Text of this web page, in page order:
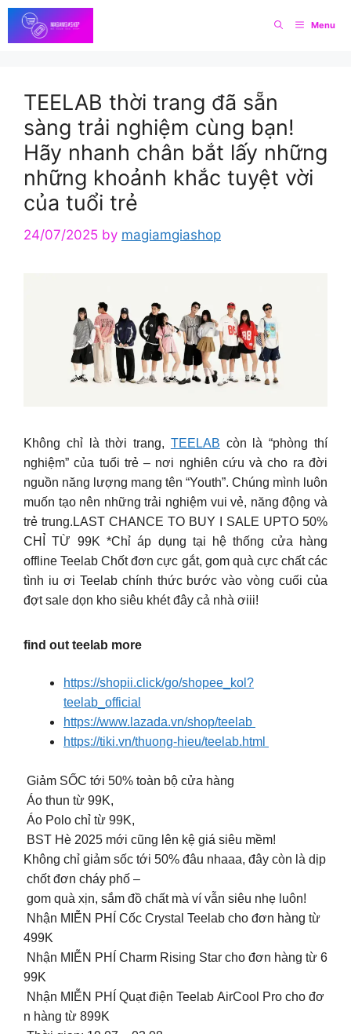
Skip
to
content
Menu
TEELAB thời trang đã sẵn
sàng trải nghiệm cùng bạn!
Hãy nhanh chân bắt lấy những
những khoảnh khắc tuyệt vời
của tuổi trẻ
24/07/2025 by magiamgiashop
Không chỉ là thời trang, TEELAB còn là “phòng thí
nghiệm” của tuổi trẻ – nơi nghiên cứu và cho ra đời
nguồn năng lượng mang tên “Youth”. Chúng mình luôn
muốn tạo nên những trải nghiệm vui vẻ, năng động và
trẻ trung.LAST CHANCE TO BUY I SALE UPTO 50%
CHỈ TỪ 99K *Chỉ áp dụng tại hệ thống cửa hàng
offline Teelab Chốt đơn cực gắt, gom quà cực chất các
tình iu ơi Teelab chính thức bước vào vòng cuối của
đợt sale dọn kho siêu khét đây cả nhà ơiii!
find out teelab more
https://shopii.click/go/shopee_kol?
teelab_official
https://www.lazada.vn/shop/teelab
https://tiki.vn/thuong-hieu/teelab.html
Giảm SỐC tới 50% toàn bộ cửa hàng
Áo thun từ 99K,
Áo Polo chỉ từ 99K,
BST Hè 2025 mới cũng lên kệ giá siêu mềm!
Không chỉ giảm sốc tới 50% đâu nhaaa, đây còn là dịp
chốt đơn cháy phố –
gom quà xịn, sắm đồ chất mà ví vẫn siêu nhẹ luôn!
Nhận MIỄN PHÍ Cốc Crystal Teelab cho đơn hàng từ
499K
Nhận MIỄN PHÍ Charm Rising Star cho đơn hàng từ 6
99K
Nhận MIỄN PHÍ Quạt điện Teelab AirCool Pro cho đơ
n hàng từ 899K